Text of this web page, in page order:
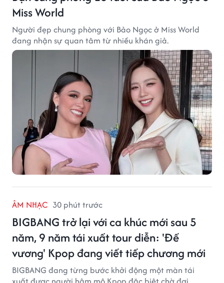
Miss World
Người đẹp chung phòng với Bảo Ngọc ở Miss World
đang nhận sự quan tâm từ nhiều khán giả.
ÂM NHẠC 30 phút trước
BIGBANG trở lại với ca khúc mới sau 5
năm, 9 năm tái xuất tour diễn: 'Đế
vương' Kpop đang viết tiếp chương mới
BIGBANG đang từng bước khởi động một màn tái